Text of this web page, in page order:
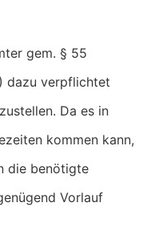
gem. § 55
dazu verpflichtet
Da es in
kommen kann,
die benötigte
Vorlauf